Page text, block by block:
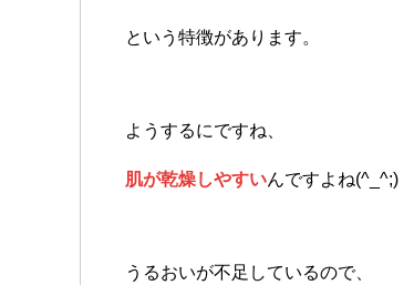
という特徴があります。
ようするにですね、
肌が乾燥しやすいんですよね(^_^;)
うるおいが不足しているので、